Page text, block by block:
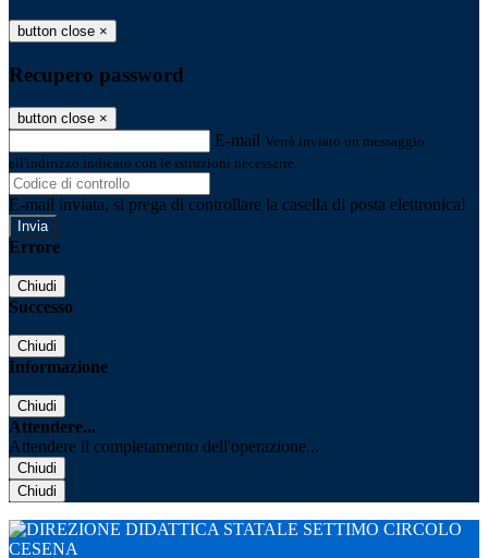
button close ×
Recupero password
button close ×
E-mail Verrà inviato un messaggio
all'indirizzo indicato con le istruzioni necessarie.
E-mail inviata, si prega di controllare la casella di posta elettronica!
Errore
Chiudi
Successo
Chiudi
Informazione
Chiudi
Attendere...
Attendere il completamento dell'operazione...
Chiudi
Chiudi